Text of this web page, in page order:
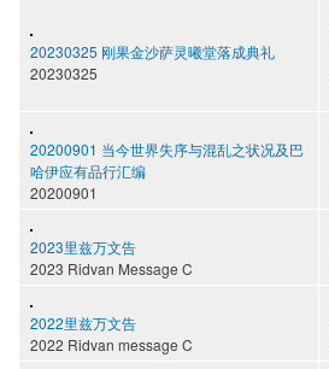
20230325 刚果金沙萨灵曦堂落成典礼
20230325
20200901 当今世界失序与混乱之状况及巴
哈伊应有品行汇编
20200901
2023里兹万文告
2023 Ridvan Message C
2022里兹万文告
2022 Ridvan message C